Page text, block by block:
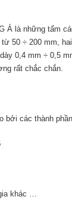
Á là những tấm
50 ÷ 200 mm,
0,4 mm ÷ 0,5
rất chắc chắn.
bởi các thành
khác …